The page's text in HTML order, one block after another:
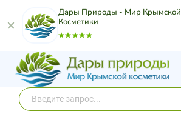
Дары Природы - Мир Крымской
Косметики